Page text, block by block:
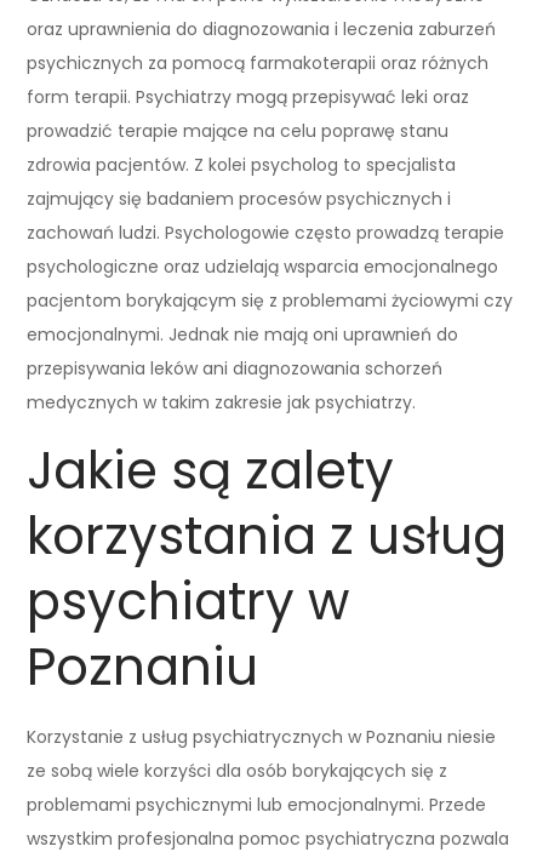
oraz uprawnienia do diagnozowania i leczenia zaburzeń
psychicznych za pomocą farmakoterapii oraz różnych
form terapii. Psychiatrzy mogą przepisywać leki oraz
prowadzić terapie mające na celu poprawę stanu
zdrowia pacjentów. Z kolei psycholog to specjalista
zajmujący się badaniem procesów psychicznych i
zachowań ludzi. Psychologowie często prowadzą terapie
psychologiczne oraz udzielają wsparcia emocjonalnego
pacjentom borykającym się z problemami życiowymi czy
emocjonalnymi. Jednak nie mają oni uprawnień do
przepisywania leków ani diagnozowania schorzeń
medycznych w takim zakresie jak psychiatrzy.
Jakie są zalety
korzystania z usług
psychiatry w
Poznaniu
Korzystanie z usług psychiatrycznych w Poznaniu niesie
ze sobą wiele korzyści dla osób borykających się z
problemami psychicznymi lub emocjonalnymi. Przede
wszystkim profesjonalna pomoc psychiatryczna pozwala